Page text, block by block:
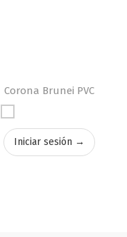
Corona Brunei PVC
Iniciar sesión →